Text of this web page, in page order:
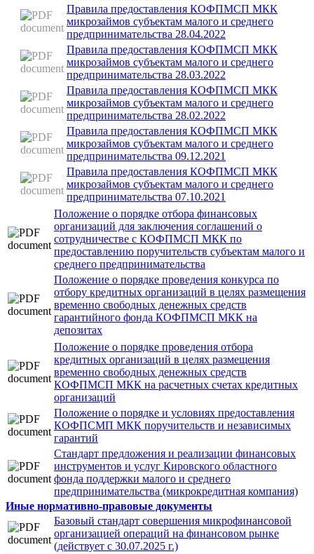
Правила предоставления КОФПМСП МКК
микрозаймов субъектам малого и среднего
предпринимательства 28.04.2022
Правила предоставления КОФПМСП МКК
микрозаймов субъектам малого и среднего
предпринимательства 28.03.2022
Правила предоставления КОФПМСП МКК
микрозаймов субъектам малого и среднего
предпринимательства 28.02.2022
Правила предоставления КОФПМСП МКК
микрозаймов субъектам малого и среднего
предпринимательства 09.12.2021
Правила предоставления КОФПМСП МКК
микрозаймов субъектам малого и среднего
предпринимательства 07.10.2021
Положение о порядке отбора финансовых
организаций для заключения соглашений о
сотрудничестве с КОФПМСП МКК по
предоставлению поручительств субъектам малого и
среднего предпринимательства
Положение о порядке проведения конкурса по
отбору кредитных организаций в целях размещения
временно свободных денежных средств
гарантийного фонда КОФПМСП МКК на
депозитах
Положение о порядке проведения отбора
кредитных организаций в целях размещения
временно свободных денежных средств
КОФПМСП МКК на расчетных счетах кредитных
организаций
Положение о порядке и условиях предоставления
КОФПСМП МКК поручительств и независимых
гарантий
Стандарт предложения и реализации финансовых
инструментов и услуг Кировского областного
фонда поддержки малого и среднего
предпринимательства (микрокредитная компания)
Иные нормативно-правовые документы
Базовый стандарт совершения микрофинансовой
организацией операций на финансовом рынке
(действует с 30.07.2025 г.)